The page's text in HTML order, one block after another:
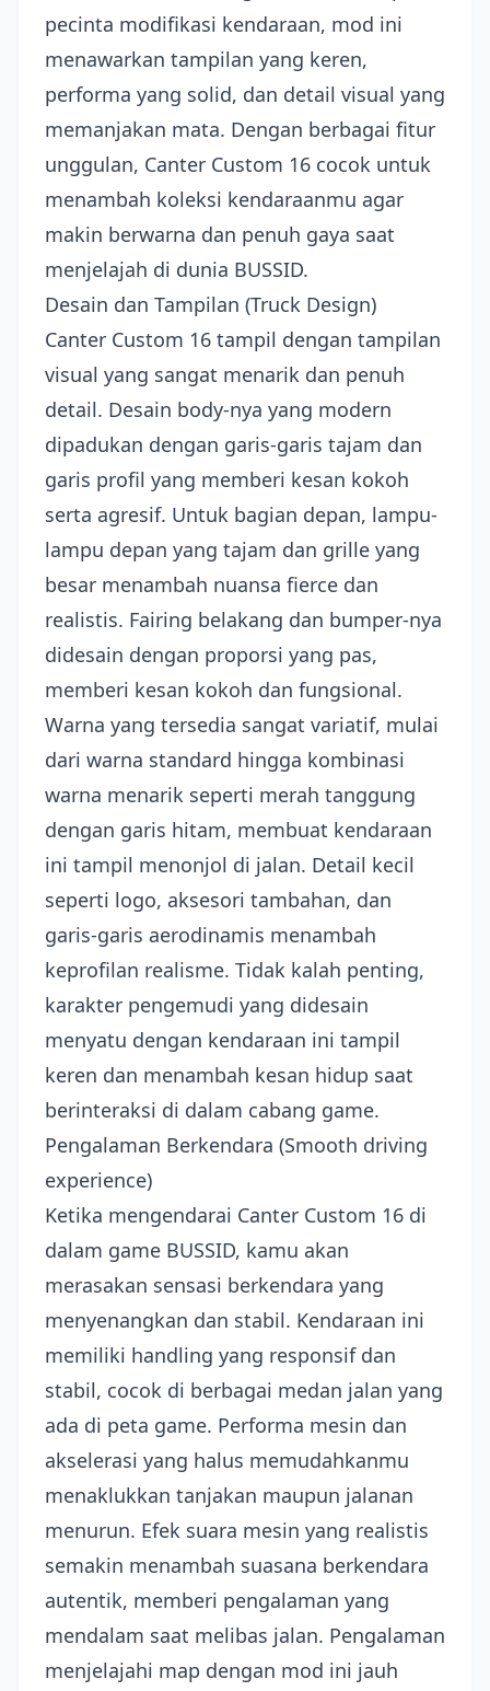
pecinta modifikasi kendaraan, mod ini
menawarkan tampilan yang keren,
performa yang solid, dan detail visual yang
memanjakan mata. Dengan berbagai fitur
unggulan, Canter Custom 16 cocok untuk
menambah koleksi kendaraanmu agar
makin berwarna dan penuh gaya saat
menjelajah di dunia BUSSID.
Desain dan Tampilan (Truck Design)
Canter Custom 16 tampil dengan tampilan
visual yang sangat menarik dan penuh
detail. Desain body-nya yang modern
dipadukan dengan garis-garis tajam dan
garis profil yang memberi kesan kokoh
serta agresif. Untuk bagian depan, lampu-
lampu depan yang tajam dan grille yang
besar menambah nuansa fierce dan
realistis. Fairing belakang dan bumper-nya
didesain dengan proporsi yang pas,
memberi kesan kokoh dan fungsional.
Warna yang tersedia sangat variatif, mulai
dari warna standard hingga kombinasi
warna menarik seperti merah tanggung
dengan garis hitam, membuat kendaraan
ini tampil menonjol di jalan. Detail kecil
seperti logo, aksesori tambahan, dan
garis-garis aerodinamis menambah
keprofilan realisme. Tidak kalah penting,
karakter pengemudi yang didesain
menyatu dengan kendaraan ini tampil
keren dan menambah kesan hidup saat
berinteraksi di dalam cabang game.
Pengalaman Berkendara (Smooth driving
experience)
Ketika mengendarai Canter Custom 16 di
dalam game BUSSID, kamu akan
merasakan sensasi berkendara yang
menyenangkan dan stabil. Kendaraan ini
memiliki handling yang responsif dan
stabil, cocok di berbagai medan jalan yang
ada di peta game. Performa mesin dan
akselerasi yang halus memudahkanmu
menaklukkan tanjakan maupun jalanan
menurun. Efek suara mesin yang realistis
semakin menambah suasana berkendara
autentik, memberi pengalaman yang
mendalam saat melibas jalan. Pengalaman
menjelajahi map dengan mod ini jauh